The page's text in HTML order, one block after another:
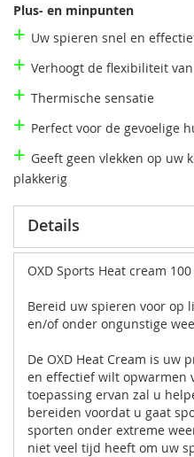
Plus- en minpunten
+ Uw spieren snel en
+ Verhoogt de flexibiliteit
+ Thermische sensatie
+ Perfect voor de gevoelige
+ Geeft geen vlekken op uw
plakkerig
Details
OXD Sports Heat cream
Bereid uw spieren voor op
en/of onder ongunstige
De OXD Heat Cream is uw
en effectief wilt opwarmen
toepassing ervan zal u
bereiden voordat u gaat
sporten onder extreme
niet veel tijd heeft om uw